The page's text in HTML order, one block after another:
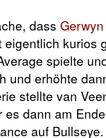
dass
kurios
spielte
und erhöhte
stellte van
es dann am
auf Bullseye.